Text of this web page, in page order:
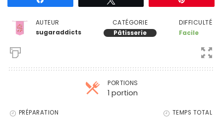
AUTEUR
sugaraddicts
CATÉGORIE
Pâtisserie
DIFFICULTÉ
Facile
PORTIONS
1 portion
PRÉPARATION TEMPS TOTAL